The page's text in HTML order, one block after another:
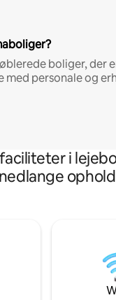
boliger, der
med personale og
i
ophold